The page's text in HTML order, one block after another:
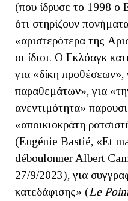
(που ίδρυσε το 1998 ο
ότι στηρίζουν
«αριστερότερα της
οι ίδιοι. Ο Γκλόαγκ
για «δίκη προθέσεων»,
παραθεμάτων», για
ανεντιμότητα»
«αποικιοκράτη
(Eugénie Bastié, «Et
déboulonner Albert
27/9/2023), για
κατεδάφισης» (Le